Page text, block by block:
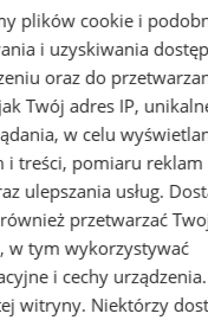
plików cookie i
i uzyskiwania
oraz do
Twój adres IP,
w celu
i treści, pomiaru reklam
ulepszania usług.
przetwarzać
w tym wykorzystywać
i cechy
witryny. Niektórzy